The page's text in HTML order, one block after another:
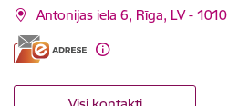
Antonijas iela 6, Rīga, LV - 1010